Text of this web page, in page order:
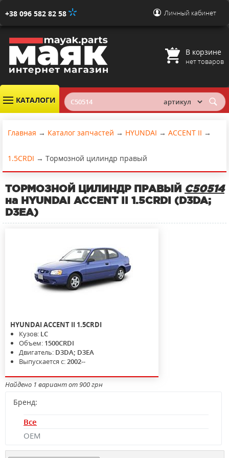
+38 096 582 82 58 Личный кабинет
В корзине
нет товаров
КАТАЛОГИ
Главная → Каталог запчастей → HYUNDAI → ACCENT II →
1.5CRDI → Тормозной цилиндр правый
ТОРМОЗНОЙ ЦИЛИНДР ПРАВЫЙ C50514
на HYUNDAI ACCENT II 1.5CRDI (D3DA;
D3EA)
HYUNDAIACCENT II 1.5CRDI
Кузов: LC
Объем: 1500CRDI
Двигатель: D3DA; D3EA
Выпускается с:2002--
Найдено 1 вариант от 900 грн
Бренд:
Все
OEM